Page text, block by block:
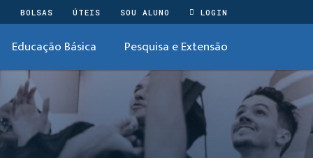
BOLSAS ÚTEIS SOU ALUNO LOGIN
Educação Básica Pesquisa e Extensão